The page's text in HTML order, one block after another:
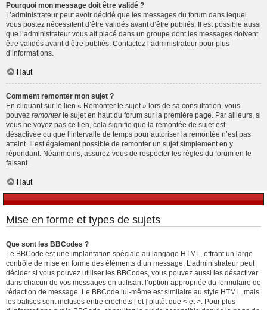
Pourquoi mon message doit être validé ?
L’administrateur peut avoir décidé que les messages du forum dans lequel
vous postez nécessitent d’être validés avant d’être publiés. Il est possible aussi
que l’administrateur vous ait placé dans un groupe dont les messages doivent
être validés avant d’être publiés. Contactez l’administrateur pour plus
d’informations.
Haut
Comment remonter mon sujet ?
En cliquant sur le lien « Remonter le sujet » lors de sa consultation, vous
pouvez remonterle sujet en haut du forum sur la première page. Par ailleurs, si
vous ne voyez pas ce lien, cela signifie que la remontée de sujet est
désactivée ou que l’intervalle de temps pour autoriser la remontée n’est pas
atteint. Il est également possible de remonter un sujet simplement en y
répondant. Néanmoins, assurez-vous de respecter les règles du forum en le
faisant.
Haut
Mise en forme et types de sujets
Que sont les BBCodes ?
Le BBCode est une implantation spéciale au langage HTML, offrant un large
contrôle de mise en forme des éléments d’un message. L’administrateur peut
décider si vous pouvez utiliser les BBCodes, vous pouvez aussi les désactiver
dans chacun de vos messages en utilisant l’option appropriée du formulaire de
rédaction de message. Le BBCode lui-même est similaire au style HTML, mais
les balises sont incluses entre crochets [ et ] plutôt que < et >. Pour plus